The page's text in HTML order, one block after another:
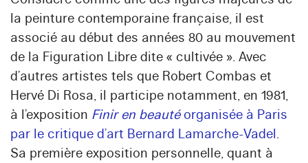
la peinture contemporaine française, il est
associé au début des années 80 au mouvement
de la Figuration Libre dite « cultivée ». Avec
d’autres artistes tels que Robert Combas et
Hervé Di Rosa, il participe notamment, en 1981,
à l’exposition Finir en beautéorganisée à Paris
par le critique d’art Bernard Lamarche-Vadel.
Sa première exposition personnelle, quant à